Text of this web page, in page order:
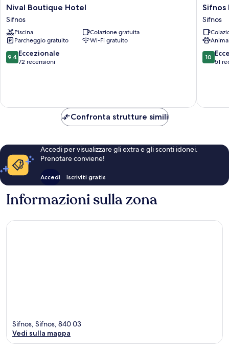
Nival
Boutique
Hotel
Sifnos
Nival Boutique Hotel
Sifnos
Piscina
Colazione gratuita
Parcheggio gratuito
Wi-Fi gratuito
9.4
su
9,4 Eccezionale
72 recensioni
Sifnos
House
-
Rooms
&
Spa
Sifnos
Sifnos
Sifnos
10.0
su
10
51
Confronta strutture simili
Accedi per visualizzare gli extra e gli sconti idonei.
Prenotare conviene!
Accedi Iscriviti gratis
Informazioni sulla zona
Sifnos, Sifnos, 840 03
Vedi sulla mappa